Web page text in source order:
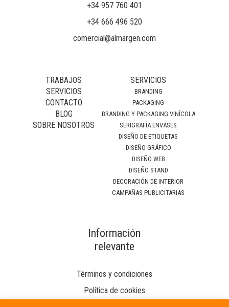
+34 957 760 401
+34 666 496 520
comercial@almargen.com
TRABAJOS
SERVICIOS
CONTACTO
BLOG
SOBRE NOSOTROS
SERVICIOS
BRANDING
PACKAGING
BRANDING Y PACKAGING VINÍCOLA
SERIGRAFÍA ENVASES
DISEÑO DE ETIQUETAS
DISEÑO GRÁFICO
DISEÑO WEB
DISEÑO STAND
DECORACIÓN DE INTERIOR
CAMPAÑAS PUBLICITARIAS
Información
relevante
Términos y condiciones
Política de cookies